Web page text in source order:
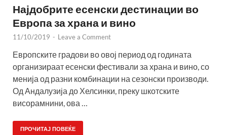
Најдобрите есенски дестинации во
Европа за храна и вино
11/10/2019 - Leave a Comment
Европските градови во овој период од годината
организираат есенски фестивали за храна и вино, со
менија од разни комбинации на сезонски производи.
Од Андалузија до Хелсинки, преку шкотските
висорамнини, ова …
ПРОЧИТАЈ ПОВЕЌЕ